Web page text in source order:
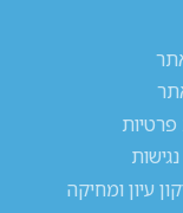
פרטיות
עיון ומחיקה